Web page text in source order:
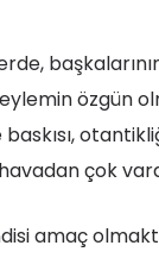
özgün
çok
amaç